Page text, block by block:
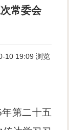
常委会
10 19:09 浏览
第二十五